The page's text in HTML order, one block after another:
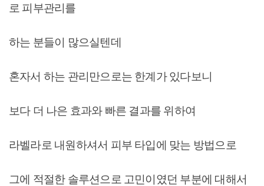
로 피부관리를
하는 분들이 많으실텐데
혼자서 하는 관리만으로는 한계가 있다보니
보다 더 나은 효과와 빠른 결과를 위하여
라벨라로 내원하셔서 피부 타입에 맞는 방법으로
그에 적절한 솔루션으로 고민이였던 부분에 대해서